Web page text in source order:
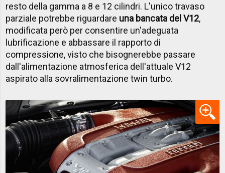
resto della gamma a 8 e 12 cilindri. L'unico travaso
parziale potrebbe riguardare una bancata del V12,
modificata però per consentire un'adeguata
lubrificazione e abbassare il rapporto di
compressione, visto che bisognerebbe passare
dall'alimentazione atmosferica dell'attuale V12
aspirato alla sovralimentazione twin turbo.